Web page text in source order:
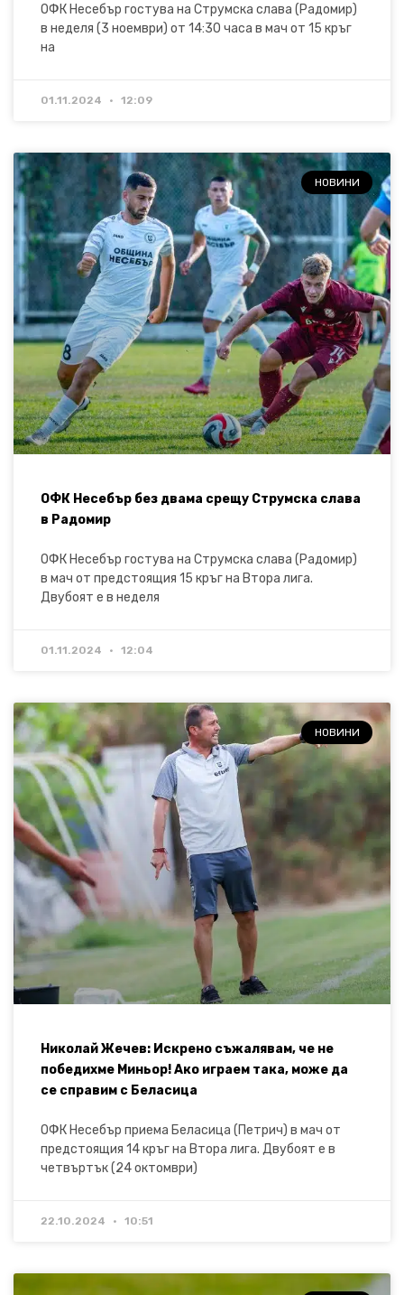
ОФК Несебър гостува на Струмска слава (Радомир)
в неделя (3 ноември) от 14:30 часа в мач от 15 кръг
на
01.11.2024 12:09
НОВИНИ
ОФК Несебър без двама срещу Струмска слава
в Радомир
ОФК Несебър гостува на Струмска слава (Радомир)
в мач от предстоящия 15 кръг на Втора лига.
Двубоят е в неделя
01.11.2024 12:04
НОВИНИ
Николай Жечев: Искрено съжалявам, че не
победихме Миньор! Ако играем така, може да
се справим с Беласица
ОФК Несебър приема Беласица (Петрич) в мач от
предстоящия 14 кръг на Втора лига. Двубоят е в
четвъртък (24 октомври)
22.10.2024 10:51